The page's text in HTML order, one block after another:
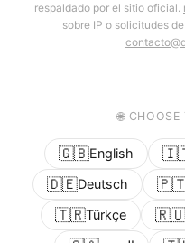
respaldado por el sitio oficial.
sobre IP o solicitudes
🌐
🇬🇧English
🇩🇪Deutsch
🇹🇷Türkçe 🇷🇺